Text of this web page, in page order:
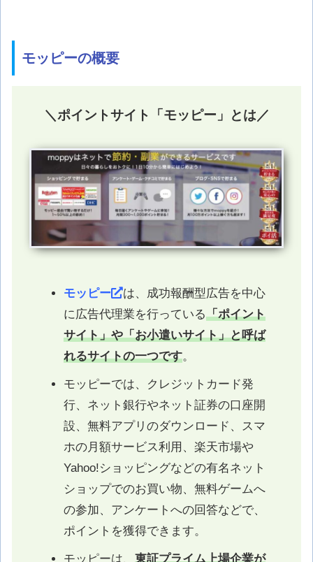
モッピーの概要
＼ポイントサイト「モッピー」とは／
モッピー
は、成功報酬型広告を中心
に広告代理業を行っている「ポイント
サイト」や「お小遣いサイト」と呼ば
れるサイトの一つです。
モッピーでは、クレジットカード発
行、ネット銀行やネット証券の口座開
設、無料アプリのダウンロード、スマ
ホの月額サービス利用、楽天市場や
Yahoo!ショッピングなどの有名ネット
ショップでのお買い物、無料ゲームへ
の参加、アンケートへの回答などで、
ポイントを獲得できます。
モッピーは、 東証プライム上場企業が